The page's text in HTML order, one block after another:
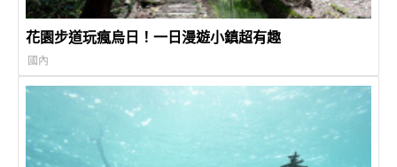
花園步道玩瘋烏日！一日漫遊小鎮超有趣
國內